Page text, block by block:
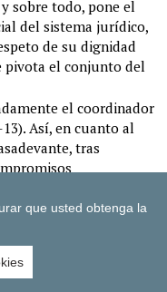
que usted obtenga la